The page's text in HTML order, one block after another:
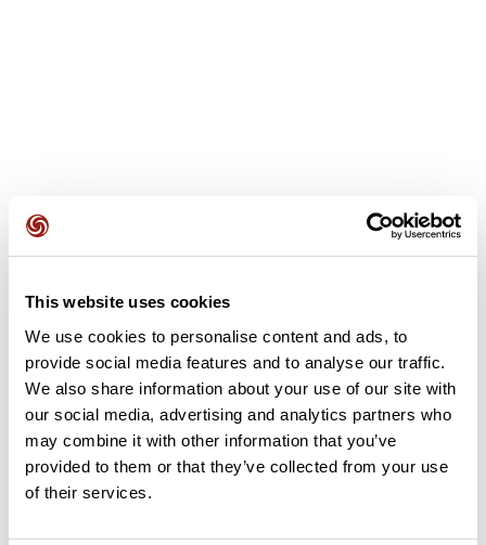
This website uses cookies
We use cookies to personalise content and ads, to
provide social media features and to analyse our traffic.
We also share information about your use of our site with
our social media, advertising and analytics partners who
may combine it with other information that you’ve
provided to them or that they’ve collected from your use
of their services.
Ajouter un avis
Découvrez ce parcours de marche de 8,5 km à proximité de